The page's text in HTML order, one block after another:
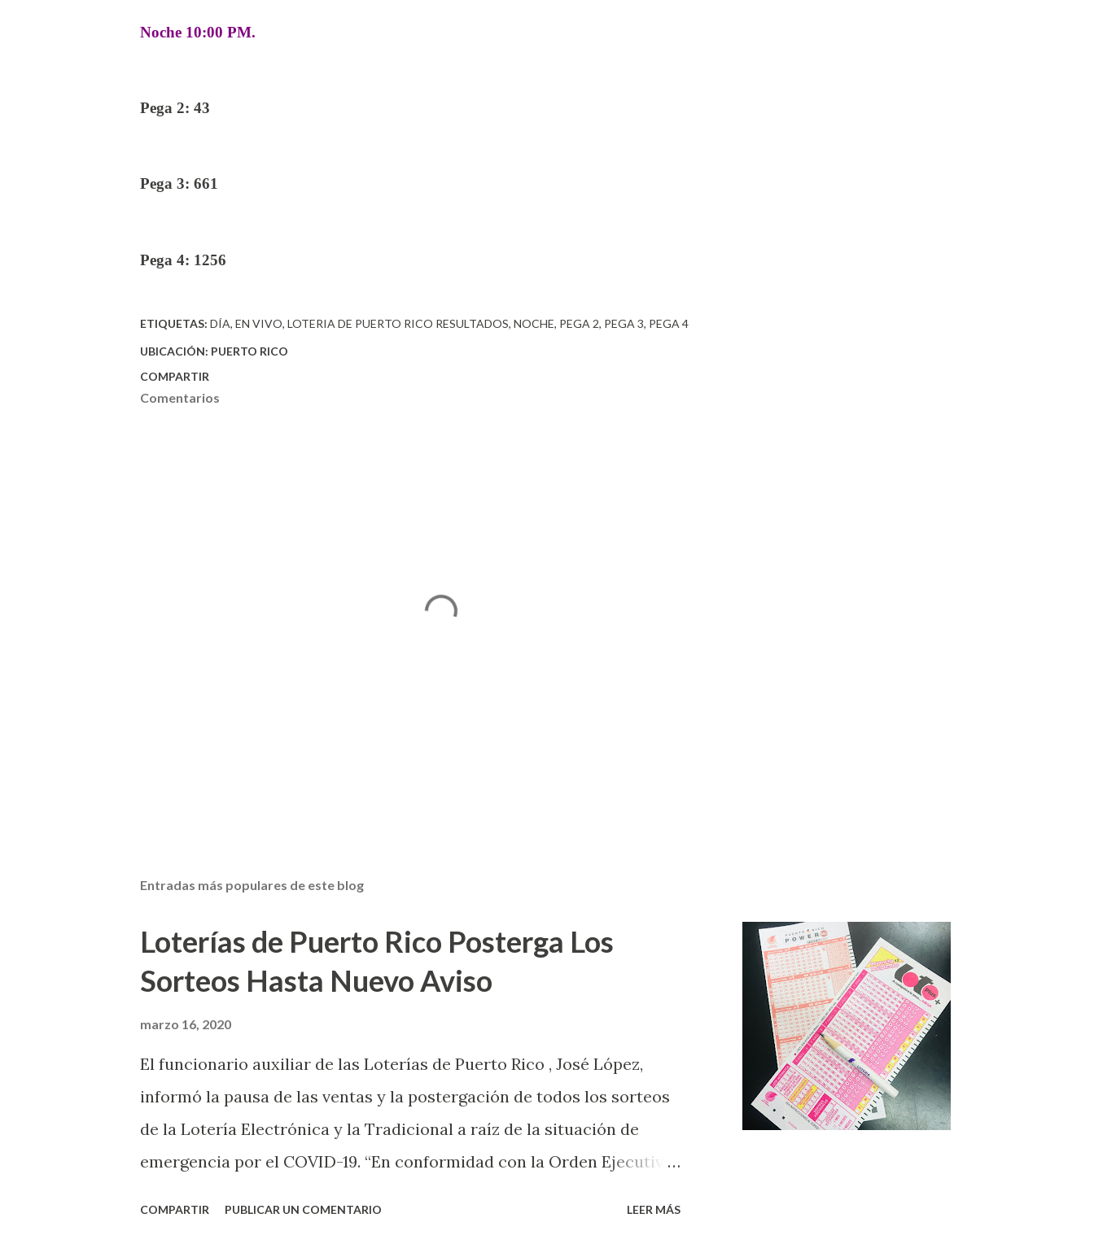
Noche 10:00 PM.
Pega 2: 43
Pega 3: 661
Pega 4: 1256
ETIQUETAS: DÍA EN VIVO LOTERIA DE PUERTO RICO RESULTADOS NOCHE PEGA 2 PEGA 3 PEGA 4
UBICACIÓN: PUERTO RICO
COMPARTIR
Comentarios
Entradas más populares de este blog
Loterías de Puerto Rico Posterga Los
Sorteos Hasta Nuevo Aviso
marzo 16, 2020
El funcionario auxiliar de las Loterías de Puerto Rico , José López,
informó la pausa de las ventas y la postergación de todos los sorteos
de la Lotería Electrónica y la Tradicional a raíz de la situación de
emergencia por el COVID-19. “En conformidad con la Orden Ejecutiva
COMPARTIR PUBLICAR UN COMENTARIO LEER MÁS